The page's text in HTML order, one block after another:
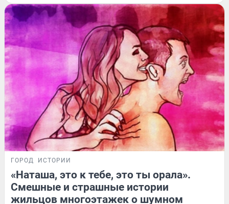
ГОРОД ИСТОРИИ
«Наташа, это к тебе, это ты орала».
Смешные и страшные истории
жильцов многоэтажек о шумном